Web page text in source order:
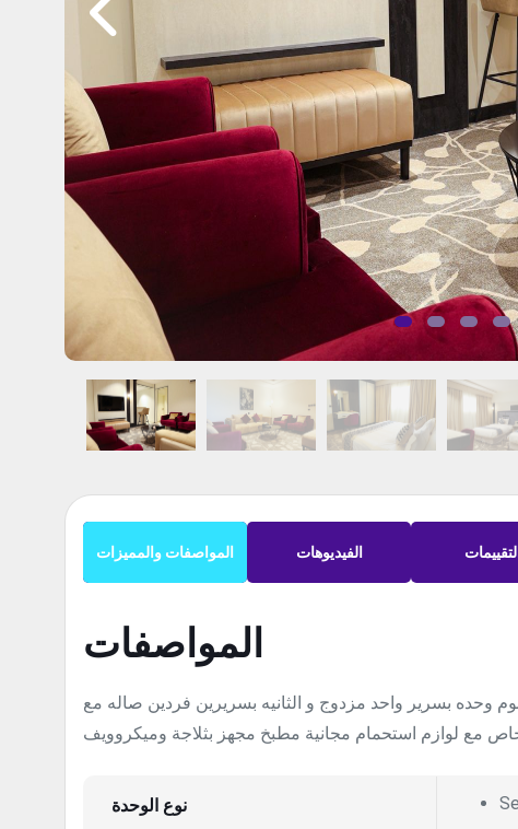
المواصفات والمميزات الفيديوهات التقييمات
المواصفات
غرفتين نوم وحده بسرير واحد مزدوج و الثانيه بسريرين فردين صاله مع
مع لوازم استحمام مجانية مطبخ مجهز بثلاجة وميكروويف
نوع الوحدة